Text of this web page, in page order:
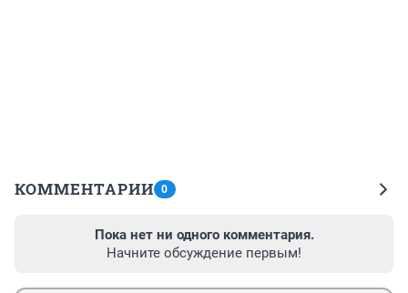
КОММЕНТАРИИ 0
Пока нет ни одного комментария.
Начните обсуждение первым!